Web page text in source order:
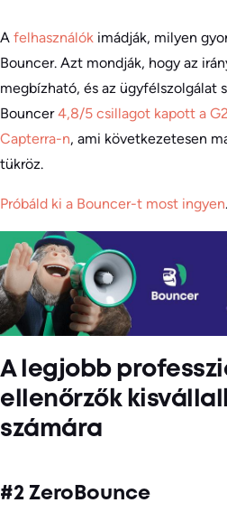
A felhasználók imádják, milyen
Bouncer. Azt mondják, hogy az
megbízható, és az ügyfélszolgálat
Bouncer4,8/5 csillagot kapott a
Capterra-n, ami következetesen
tükröz.
Próbáld ki a Bouncer-t most ingyen.
A legjobb
ellenőrzők
számára
#2 ZeroBounce